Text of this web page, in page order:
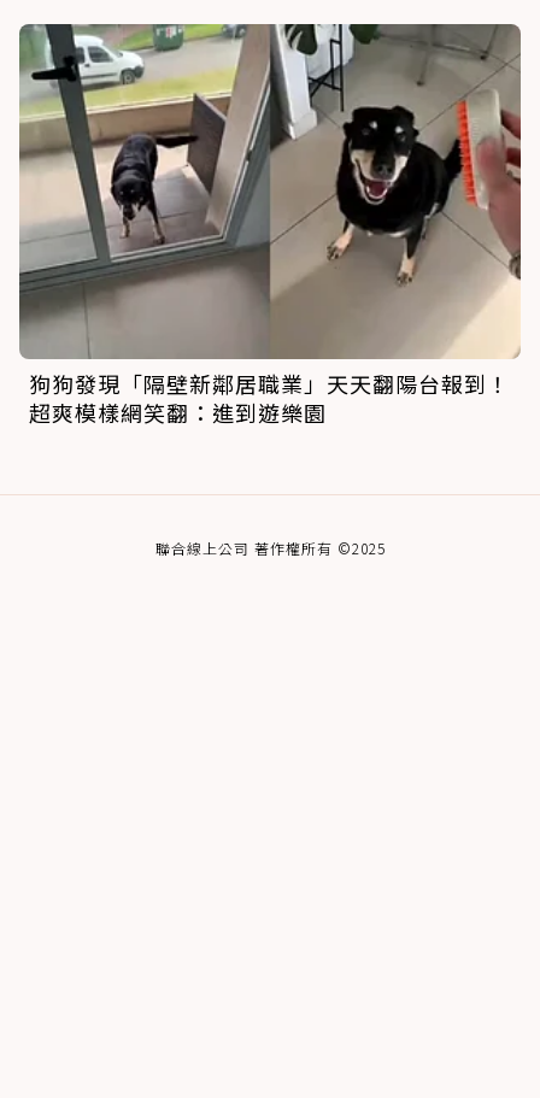
狗狗發現「隔壁新鄰居職業」天天翻陽台報到！
超爽模樣網笑翻：進到遊樂園
聯合線上公司 著作權所有 ©2025